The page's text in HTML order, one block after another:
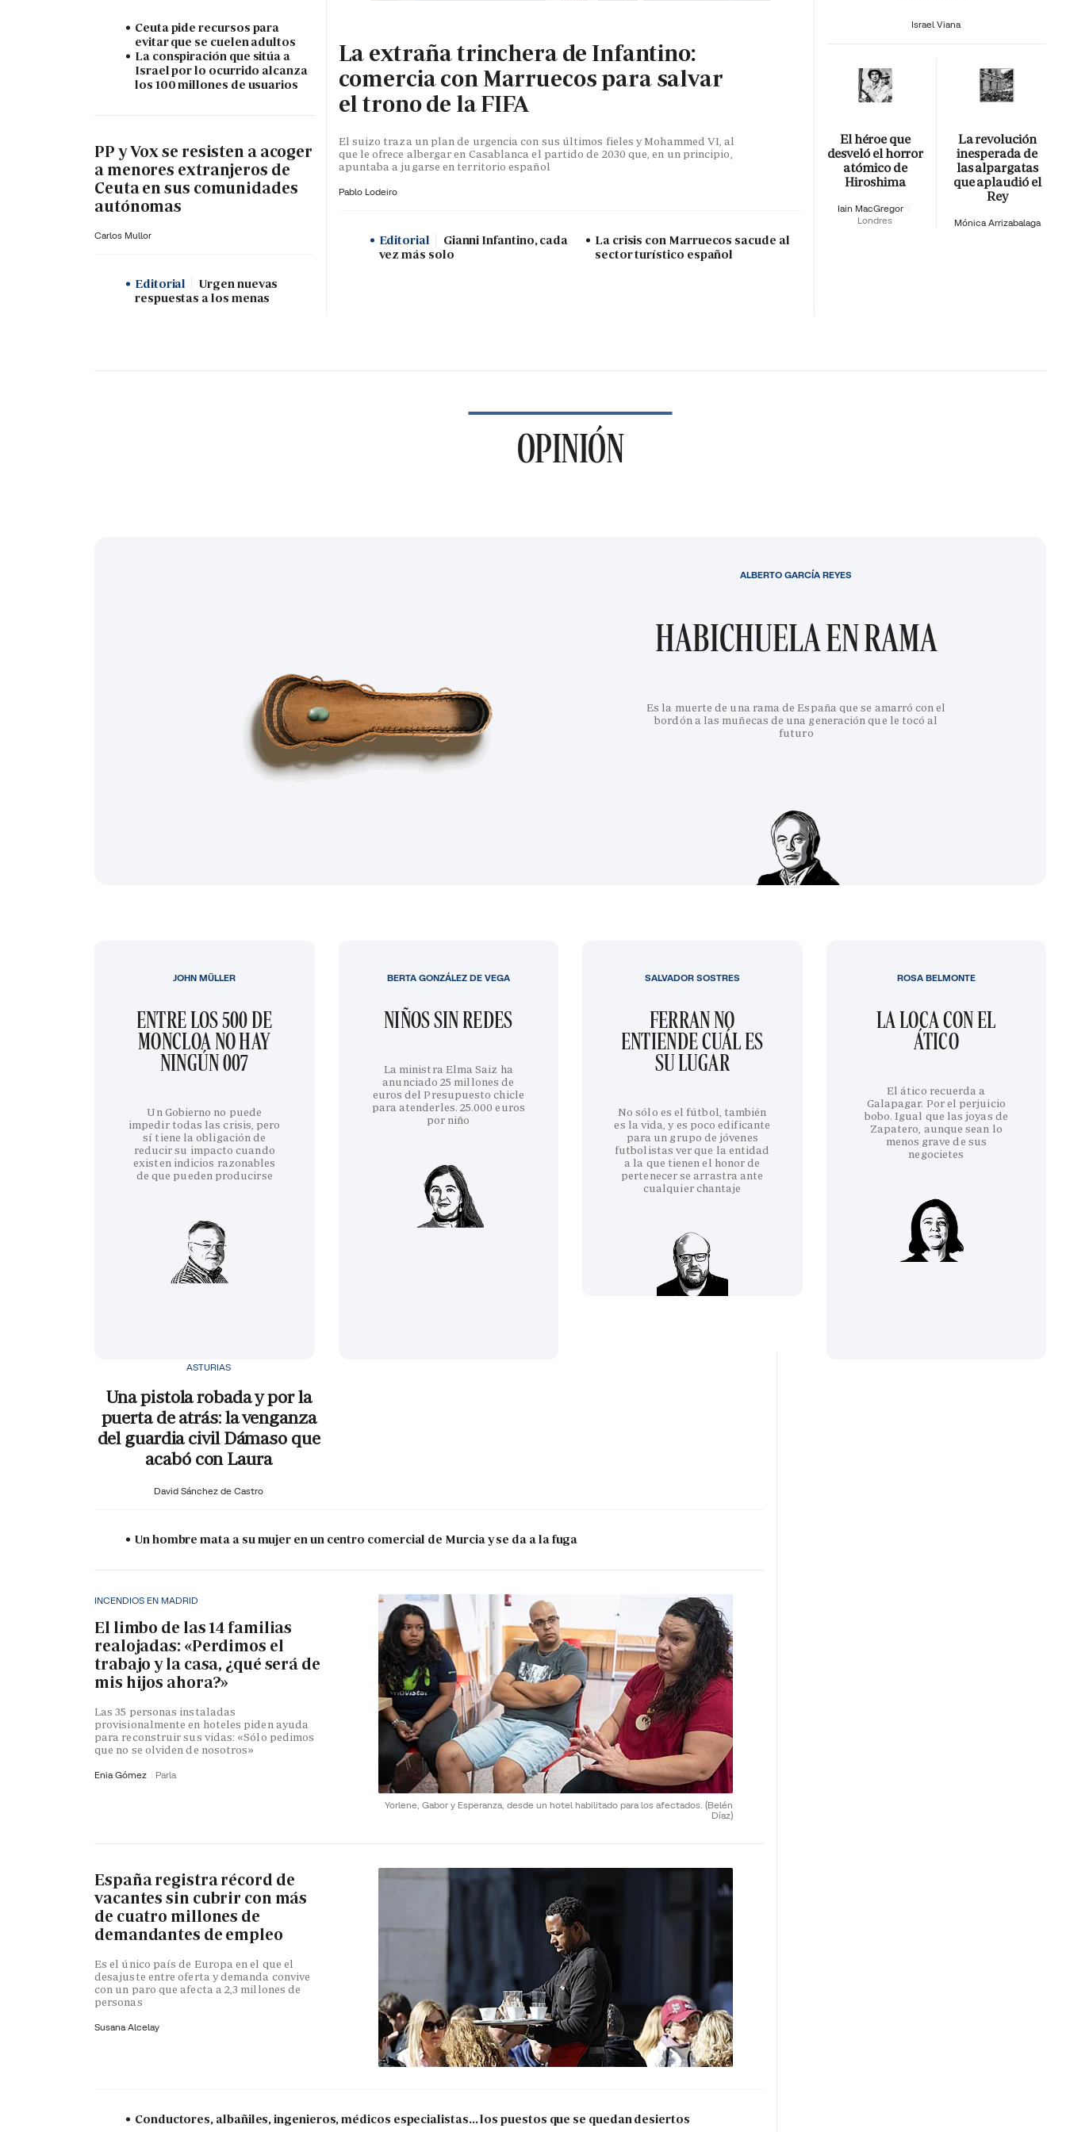
Ceuta pide recursos para
evitar que se cuelen adultos
La conspiración que sitúa a
Israel por lo ocurrido alcanza
los 100 millones de usuarios
PP y Vox se resisten a acoger
a menores extranjeros de
Ceuta en sus comunidades
autónomas
Carlos Mullor
Editorial
Urgen nuevas
respuestas a los menas
La extraña trinchera de Infantino:
comercia con Marruecos para salvar
el trono de la FIFA
El suizo traza un plan de urgencia con sus últimos fieles y Mohammed VI, al
que le ofrece albergar en Casablanca el partido de 2030 que, en un principio,
apuntaba a jugarse en territorio español
Pablo Lodeiro
Editorial
Gianni Infantino, cada
vez más solo
La crisis con Marruecos sacude al
sector turístico español
Israel Viana
El héroe que
desveló el horror
atómico de
Hiroshima
Iain MacGregor
Londres
La revolución
inesperada de
las alpargatas
que aplaudió el
Rey
Mónica Arrizabalaga
OPINIÓN
HABICHUELA EN RAMA
Es la muerte de una rama de España que se amarró con el
bordón a las muñecas de una generación que le tocó al
futuro
ALBERTO GARCÍA REYES
ENTRE LOS 500 DE
MONCLOA NO HAY
NINGÚN 007
Un Gobierno no puede
impedir todas las crisis, pero
sí tiene la obligación de
reducir su impacto cuando
existen indicios razonables
de que pueden producirse
JOHN MÜLLER
NIÑOS SIN REDES
La ministra Elma Saiz ha
anunciado 25 millones de
euros del Presupuesto chicle
para atenderles. 25.000 euros
por niño
BERTA GONZÁLEZ DE VEGA
FERRAN NO
ENTIENDE CUÁL ES
SU LUGAR
No sólo es el fútbol, también
es la vida, y es poco edificante
para un grupo de jóvenes
futbolistas ver que la entidad
a la que tienen el honor de
pertenecer se arrastra ante
cualquier chantaje
SALVADOR SOSTRES
LA LOCA CON EL
ÁTICO
El ático recuerda a
Galapagar. Por el perjuicio
bobo. Igual que las joyas de
Zapatero, aunque sean lo
menos grave de sus
negocietes
ROSA BELMONTE
ASTURIAS
Una pistola robada y por la
puerta de atrás: la venganza
del guardia civil Dámaso que
acabó con Laura
David Sánchez de Castro
Un hombre mata a su mujer en un centro comercial de Murcia y se da a la fuga
Yorlene, Gabor y Esperanza, desde un hotel habilitado para los afectados. (Belén
Díaz)
INCENDIOS EN MADRID
El limbo de las 14 familias
realojadas: «Perdimos el
trabajo y la casa, ¿qué será de
mis hijos ahora?»
Las 35 personas instaladas
provisionalmente en hoteles piden ayuda
para reconstruir sus vidas: «Sólo pedimos
que no se olviden de nosotros»
Enia Gómez Parla
España registra récord de
vacantes sin cubrir con más
de cuatro millones de
demandantes de empleo
Es el único país de Europa en el que el
desajuste entre oferta y demanda convive
con un paro que afecta a 2,3 millones de
personas
Susana Alcelay
Conductores, albañiles, ingenieros, médicos especialistas... los puestos que se quedan desiertos